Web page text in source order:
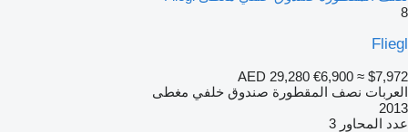
8
Fliegl
AED 29,280 €6,900 ≈ $7,972
العربات نصف المقطورة صندوق خلفي مغطى
2013
عدد المحاور 3